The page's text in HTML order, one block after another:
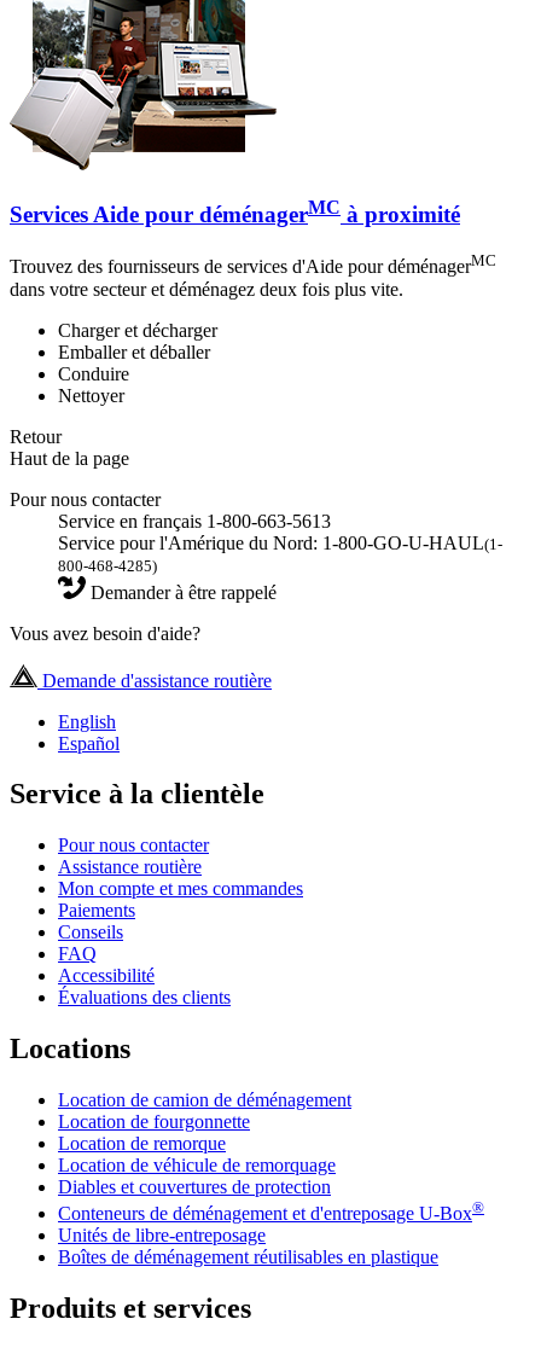
Services Aide pour déménagerMC à proximité
Trouvez des fournisseurs de services d'Aide pour déménagerMC
dans votre secteur et déménagez deux fois plus vite.
Charger et décharger
Emballer et déballer
Conduire
Nettoyer
Retour
Haut de la page
Pour nous contacter
Service en français 1-800-663-5613
Service pour l'Amérique du Nord: 1-800-GO-U-HAUL(1-
800-468-4285)
Demander à être rappelé
Vous avez besoin d'aide?
Demande d'assistance routière
English
Español
Service à la clientèle
Pour nous contacter
Assistance routière
Mon compte et mes commandes
Paiements
Conseils
FAQ
Accessibilité
Évaluations des clients
Locations
Location de camion de déménagement
Location de fourgonnette
Location de remorque
Location de véhicule de remorquage
Diables et couvertures de protection
Conteneurs de déménagement et d'entreposage U-Box®
Unités de libre-entreposage
Boîtes de déménagement réutilisables en plastique
Produits et services